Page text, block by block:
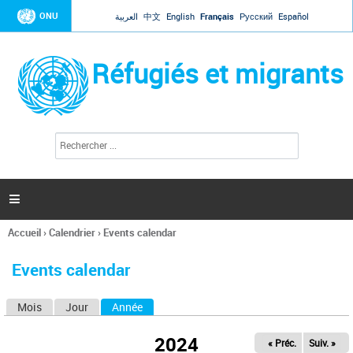
Jump to navigation
ONU العربية 中文 English Français Русский Español
Réfugiés et migrants
l
c
h
e

Vous
ici
Accueil›Calendrier› Events calendar
Events calendar
Mois Jour Année
2024 « Préc. Suiv. »